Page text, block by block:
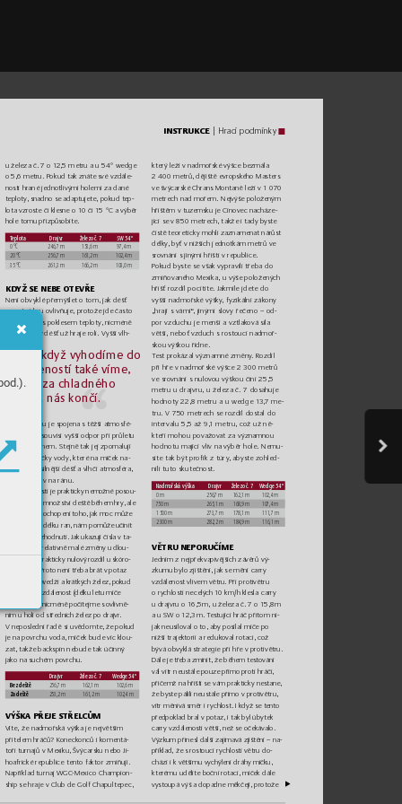
INSTRUKCE | Hrací podmínky
u železa č. 7 o 12,5 m etru a u 54° wedg e
o 5,6 metru. Pokud tak znáte své vzdále-
nosti hran é jednotlivými holemi za dané
teploty, snadno se adaptujete, pokud tep-
lota vzroste či klesne o 10 či 15 °C a výběr
hole tomu přizpůsobíte.
Teplota Drajvr Železo č. 7 SW 54°
0 °C 246,7 m 153,6 m
97,4 m
20 °C
256,7 m 161,2 m 102,4 m
35 °C 261,3 m 166,2 m 103,0 m
KDYŽ SE NEBE OTEVŘE
Není obvyklé přemýšlet o tom, jak déšť
samotný hru ov livňuje, protože jde často
u v ruce s pokl esem tep loty, nicméně
i velmi slabý déšť už hraje roli. Vyšší v lh-
zduchu je spojena s těžší atmo sfé-
rou, s čímž souvisí vyšší odpor při průletu
míče v
zduchem. Stejně tak jej zpomalují
drobné ka
pičky vody, které na míček na-
rážejí. Čím silnější déšť a vlhčí atmosféra,
liv na ránu.
osti je prakticky n emožné posou-
ečné množství deště během hry, ale
ochopení toho, jak moc může
nit délku ran, nám pomůže učinit
é rozhodnutí. Jak ukazují čísla v ta-
bulce, jde o relativně ma lé změny u dlou-
hých holí a prakticky nulový rozdíl u skóro-
ích holí. Proto není třeba brát v potaz
eště u wedží a krátkých želez, pokud
y vzdálenost (délku letu míče
), nicméně počítejme s ovlivně-
ním u holí od středních želez po drajvr.
V neposlední řadě si uvědomte, že pokud
je na povrchu voda, míček bude víc klou-
zat, takže backspin nebude tak účinný
jako na suchém povrchu.
Drajvr Železo č. 7 Wedge 54°
Bez deště 256,7 m 162,1 m 102,6 m
Za deště 253,2 m 161,2 m 102,4 m
VÝŠKA PŘEJE STŘELCŮM
Víte, že nadmořská výška je největším
přítelem hráčů? Koneckonců i komentá-
toři turnajů v Mexiku, Švýcarsku n ebo Ji-
hoafrické republice tento faktor zmiňují.
Například turnaj WGC-Mexico Champion-
ship se hraje v Club de Golf Chapultepec,
který leží v nadmoř ské výšce bezmála
2 400 metrů, d ějiště evropského Master s
ve švýcar ské Chrans Montaně leží v 1 070
metrech nad mořem. Nejvýše položeným
hřištěm v tuzemsku je Cínovec nacháze-
jící se v 850 metrech, takže i tady byste
čistě teoreticky mohli zaznamenat nárůst
délky, byť v nižších j ednotkám metrů ve
srovnání s jinými hřišti v republice.
Pokud byste se však vypravili třeba do
zmiňovaného Mexika, u výše položených
hřišť rozdíl pocítíte. Jakmile jdete do
vyšší nadmořské výšky, fyzikální zákony
„hrají s vámi“, jinými slovy řečeno – od-
por vzduchu je menší a vztlaková síla
větší, neboť vzduch s rostoucí nadmoř-
skou výškou řídne.
Test prokázal významné změny. Rozdí
při hře v nadmoř ské výšce 2 300 metrů
ve srovnání s nulovou výškou činí 25,5
metru u drajvru, u železa č. 7 dosahuje
hodnoty 22,8 metru a u wedge 13,7 me-
tru. V 750 metrech se rozdíl dostal do
interval u 5,5 až 9,1 metru, což už ně-
kteří mohou považovat za významnou
hodnotu mající vliv na výběr hole. Nemu-
síte tak být profík z túr y, abyste zohled-
nili tuto skutečnost.
Nadmořská výška Drajvr Železo č. 7 Wedge 54°
0 m 256,7 m 162,1 m 102,4 m
750 m 265,1 m 168,9 m
107,4 m
1 500 m
273,7 m 178,1 m 111,7 m
2 300 m 282,2 m 184,9 m 116,1 m
VĚTRU NEPORUČÍME
Jedním z nejpřekvapivějších závěrů vý-
zkumu bylo zjištění, jak se mění carry
vzdálenost vlivem větru. Při protivětru
o rychlosti necelých 10 km/h klesla carry
u drajvru o 16,5 m, u železa č. 7 o 15,8 m
a u SW o 1 2,3 m. Testující hráč přitom ni-
jak neusil oval o to, aby posílal míče po
nižší trajektorii a redukoval rotaci, což
bývá obvyk lá strategie při hře v protivětru.
Dále je třeba zmínit, že během testování
vál vítr n eustále pouze přímo proti hráči,
přičemž na hřišti se vám prakticky nestane,
že byste pálili neustále přímo v protivětru,
vítr měnívá směr i rychlost. I když se tento
předpoklad bral v potaz, i tak byl úbytek
carry vzdálenosti větší, než se očekávalo.
Výzkum přinesl další zajímavá zjištění – na-
příklad, že s rostoucí rychl ostí větru do-
chází i k většímu vychýlení dráhy míčku,
kterému udělíte boční rotaci, míček dále
vystoupá výš a dopadne měkčeji, protože
když vyhodíme do
ze zkušeností také víme,
než za chladného
y z nás končí.